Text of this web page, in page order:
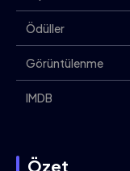
Ödüller
Görüntülenme
IMDB
Özet